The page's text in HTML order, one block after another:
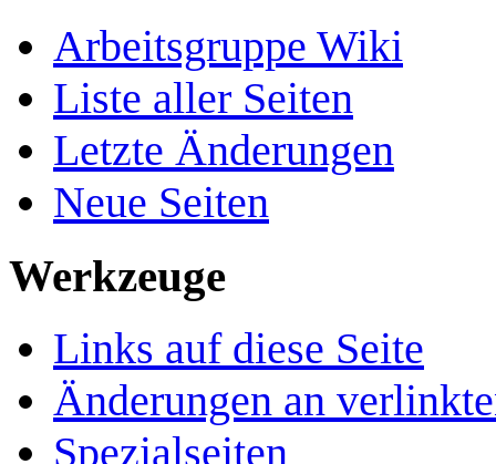
Arbeitsgruppe Wiki
Liste aller Seiten
Letzte Änderungen
Neue Seiten
Werkzeuge
Links auf diese Seite
Änderungen an
Spezialseiten